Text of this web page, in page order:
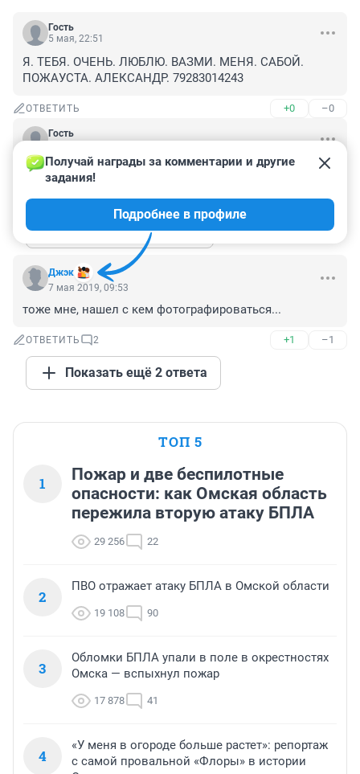
Гость
5 мая, 22:51
Я. ТЕБЯ. ОЧЕНЬ. ЛЮБЛЮ. ВАЗМИ. МЕНЯ. САБОЙ.
ПОЖАУСТА. АЛЕКСАНДР. 79283014243
ОТВЕТИТЬ +0 –0
Гость
Одна фотография уже была в прошлом выпуске.
ОТВЕТИТЬ 1 +1 –0
Показать ещё 1 ответ
Джэк
Получай награды за комментарии и другие
задания!
Подробнее в профиле
7 мая 2019, 09:53
тоже мне, нашел с кем фотографироваться...
ОТВЕТИТЬ 2 +1 –1
Показать ещё 2 ответа
ТОП 5
1
Пожар и две беспилотные
опасности: как Омская область
пережила вторую атаку БПЛА
29 256 22
2
ПВО отражает атаку БПЛА в Омской области
19 108 90
3
Обломки БПЛА упали в поле в окрестностях
Омска — вспыхнул пожар
17 878 41
4
«У меня в огороде больше растет»: репортаж
с самой провальной «Флоры» в истории